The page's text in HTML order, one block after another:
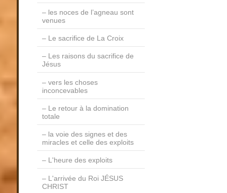
les noces de l’agneau sont
venues
Le sacrifice de La Croix
Les raisons du sacrifice de
Jésus
vers les choses
inconcevables
Le retour à la domination
totale
la voie des signes et des
miracles et celle des exploits
L'heure des exploits
L'arrivée du Roi JÉSUS
CHRIST